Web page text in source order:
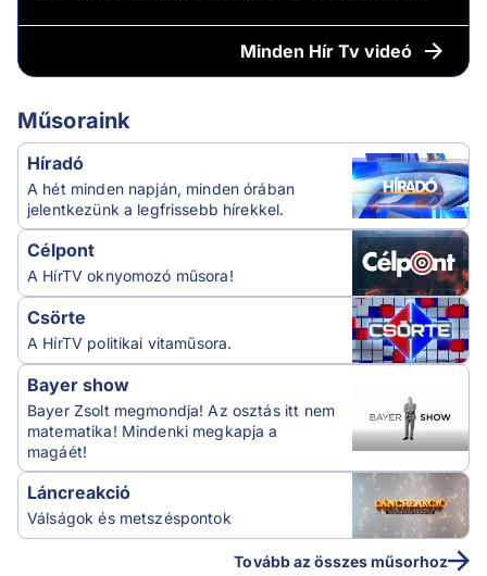
Minden Hír Tv videó
Műsoraink
Híradó
A hét minden napján, minden órában
jelentkezünk a legfrissebb hírekkel.
Célpont
A HírTV oknyomozó műsora!
Csörte
A HírTV politikai vitaműsora.
Bayer show
Bayer Zsolt megmondja! Az osztás itt nem
matematika! Mindenki megkapja a
magáét!
Láncreakció
Válságok és metszéspontok
Tovább az összes műsorhoz